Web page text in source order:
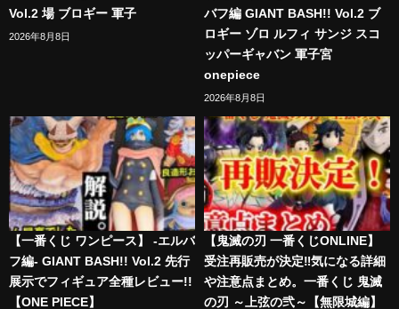
Vol.2 場 ブロギー 軍子
2026年8月8日
バフ編 GIANT BASH!! Vol.2 ブ
ロギー ゾロ ルフィ サンジ スコ
ッパーギャバン 軍子宮
onepiece
2026年8月8日
【一番くじ ワンピース】 -エルバ
フ編- GIANT BASH!! Vol.2 先行
展示でフィギュア全種レビュー!!
【ONE PIECE】
【鬼滅の刃 一番くじONLINE】
受注再販売が決定‼️気になる詳細
や注意点まとめ。一番くじ 鬼滅
の刃 ～上弦の弐～【無限城編】